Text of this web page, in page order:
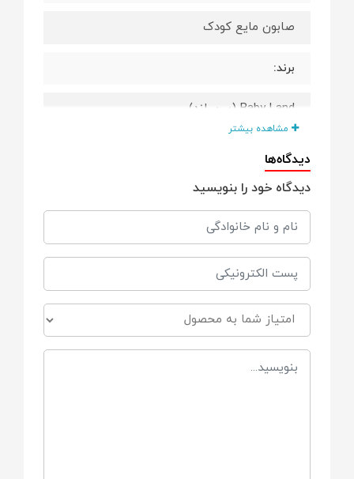
صابون مایع کودک
برند:
Baby Land (بی‌بی‌لند)
نوع پوست مناسب:
حساس، خشک، نوزادان و کودکان
کاربرد:
شستشوی دست و بدن نوزاد و کودک
محدوده سنی:
مناسب از بدو تولد
مشاهده بیشتر
دیدگاه‌ها
دیدگاه خود را بنویسید